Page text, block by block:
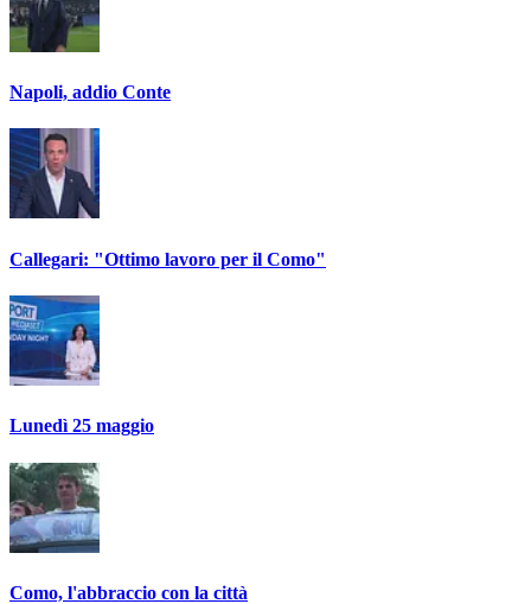
Napoli, addio Conte
Callegari: "Ottimo lavoro per il Como"
Lunedì 25 maggio
Como, l'abbraccio con la città